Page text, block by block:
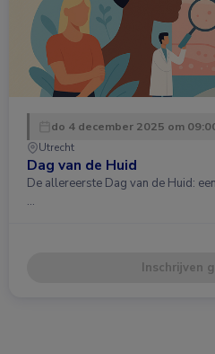
do 4 december 2025 om
Utrecht
Dag van de Huid
De allereerste Dag van de Huid:
…
Inschrijven